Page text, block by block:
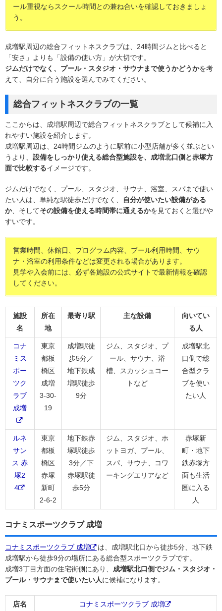
ール重視ならスクール時間との兼ね合いを確認しておきましょ
う。
成増駅周辺の総合フィットネスクラブは、24時間ジムと比べると
「安さ」よりも「設備の使い方」が大切です。
ジムだけでなく、プール・スタジオ・サウナまで使うかどうかを考
えて、自分に合う施設を選んでみてください。
総合フィットネスクラブの一覧
ここからは、成増駅周辺で総合フィットネスクラブとして候補に入
れやすい施設を紹介します。
成増駅周辺は、24時間ジムのように駅前に小型店舗が多く並ぶとい
うより、 設備をしっかり使える総合型施設を、成増北口側と赤塚方
面で比較するイメージです。
ジムだけでなく、プール、スタジオ、サウナ、浴室、スパまで使い
たい人は、単純な駅徒歩だけでなく、
自分が使いたい設備がある
か、そしてその設備を使える時間帯に通えるかを見ておくと選びや
すいです。
営業時間、休館日、プログラム内容、プール利用時間、サウ
ナ・浴室の利用条件などは変更される場合があります。
見学や入会前には、必ず各施設の公式サイトで最新情報を確認
してください。
施設
名
所在
地
最寄り駅 主な設備
向いてい
る人
コナ
ミス
ポー
ツク
ラブ
成増
東京
都板
橋区
成増
3-30-
19
成増駅徒
歩5分／
地下鉄成
増駅徒歩
9分
ジム、スタジオ、プ
ール、サウナ、浴
槽、スカッシュコー
トなど
成増駅北
口側で総
合型クラ
ブを使い
たい人
ルネ
サン
ス 赤
塚2
4
東京
都板
橋区
赤塚
新町
2-6-2
地下鉄赤
塚駅徒歩
3分／下
赤塚駅徒
歩5分
ジム、スタジオ、ホ
ットヨガ、プール、
スパ、サウナ、コワ
ーキングエリアなど
赤塚新
町・地下
鉄赤塚方
面も生活
圏に入る
人
コナミスポーツクラブ 成増
コナミスポーツクラブ 成増
は、成増駅北口から徒歩5分、地下鉄
成増駅から徒歩9分の場所にある総合型スポーツクラブです。
成増3丁目方面の住宅街側にあり、 成増駅北口側でジム・スタジオ・
プール・サウナまで使いたい人に候補になります。
店名 コナミスポーツクラブ 成増